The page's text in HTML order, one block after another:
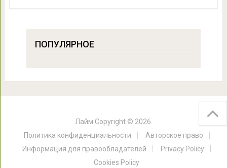
ПОПУЛЯРНОЕ
Лайм Copyright © 2026.
Политика конфиденциальности
Авторское право
Информация для правообладателей
Privacy Policy
Cookies Policy